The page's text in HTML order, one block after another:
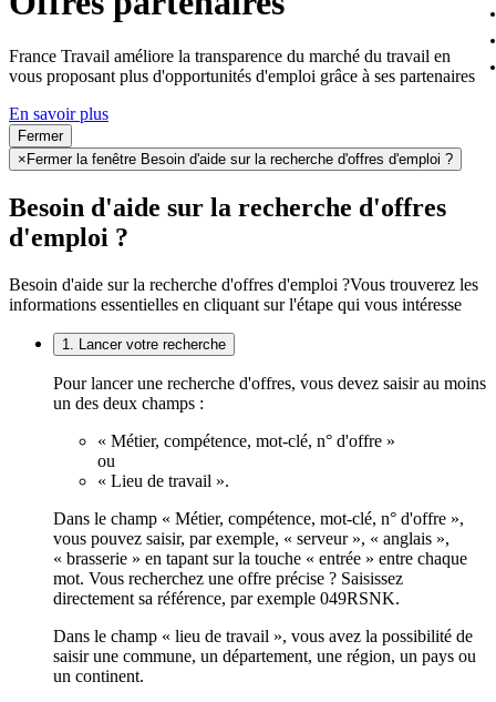
France Travail améliore la transparence du marché du travail en
vous proposant plus d'opportunités d'emploi grâce à ses partenaires
En savoir plus
Fermer
× Fermer la fenêtre Besoin d'aide sur la recherche d'offres d'emploi ?
Besoin d'aide sur la recherche d'offres
d'emploi ?
Besoin d'aide sur la recherche d'offres d'emploi ?Vous trouverez les
informations essentielles en cliquant sur l'étape qui vous intéresse
1. Lancer votre recherche
Pour lancer une recherche d'offres, vous devez saisir au moins
un des deux champs :
« Métier, compétence, mot-clé, n° d'offre »
ou
« Lieu de travail ».
Dans le champ « Métier, compétence, mot-clé, n° d'offre »,
vous pouvez saisir, par exemple, « serveur », « anglais »,
« brasserie » en tapant sur la touche « entrée » entre chaque
mot. Vous recherchez une offre précise ? Saisissez
directement sa référence, par exemple 049RSNK.
Dans le champ « lieu de travail », vous avez la possibilité de
saisir une commune, un département, une région, un pays ou
un continent.